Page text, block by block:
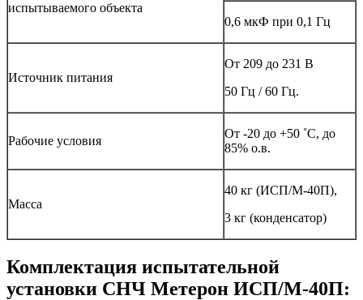
испытываемого объекта
0,6 мкФ при 0,1 Гц
Источник питания
От 209 до 231 В
50 Гц / 60 Гц.
Рабочие условия
От -20 до +50 ˚С, до
85% о.в.
Масса
40 кг (ИСП/М-40П),
3 кг (конденсатор)
Комплектация испытательной
установки СНЧ Метерон ИСП/М-40П: